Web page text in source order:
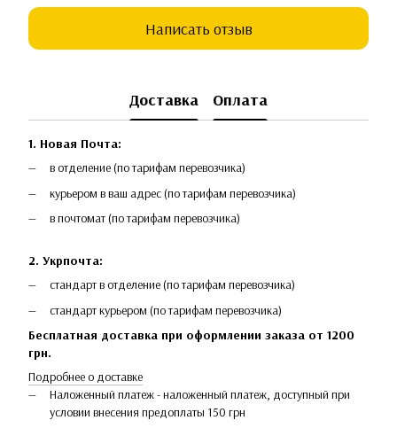
Написать отзыв
Доставка Оплата
1. Новая Почта:
в отделение (по тарифам перевозчика)
курьером в ваш адрес (по тарифам перевозчика)
в почтомат (по тарифам перевозчика)
2. Укрпочта:
стандарт в отделение (по тарифам перевозчика)
стандарт курьером (по тарифам перевозчика)
Бесплатная доставка при оформлении заказа от 1200
грн.
Подробнее о доставке
Наложенный платеж - наложенный платеж, доступный при
условии внесения предоплаты 150 грн